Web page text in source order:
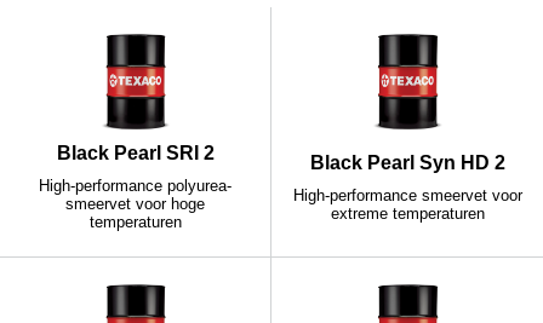
Black Pearl SRI 2
High-performance polyurea-
smeervet voor hoge
temperaturen
Black Pearl Syn HD 2
High-performance smeervet voor
extreme temperaturen